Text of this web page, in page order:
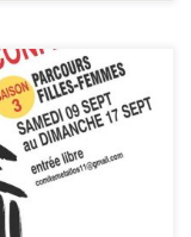
du Matrimoine,
par le mouvement
un programme
poursuit sa